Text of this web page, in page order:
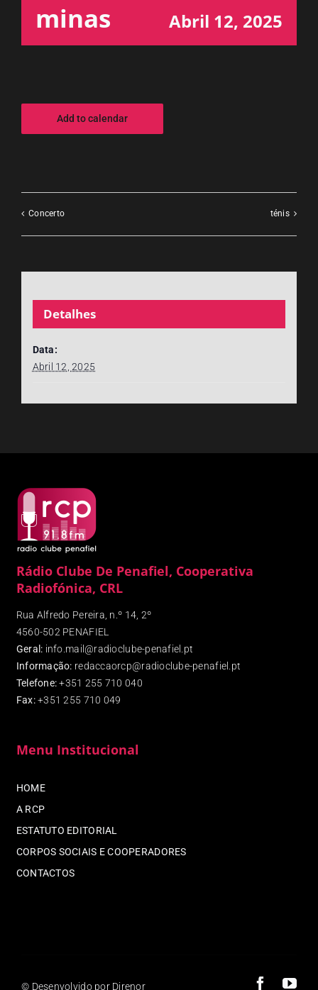
minas Abril 12, 2025
Add to calendar
Concerto ténis
Detalhes
Data:
Abril 12, 2025
Rádio Clube De Penafiel, Cooperativa
Radiofónica, CRL
Rua Alfredo Pereira, n.º 14, 2º
4560-502 PENAFIEL
Geral: info.mail@radioclube-penafiel.pt
Informação: redaccaorcp@radioclube-penafiel.pt
Telefone: +351 255 710 040
Fax:+351 255 710 049
Menu Institucional
HOME
A RCP
ESTATUTO EDITORIAL
CORPOS SOCIAIS E COOPERADORES
CONTACTOS
© Desenvolvido por Direnor